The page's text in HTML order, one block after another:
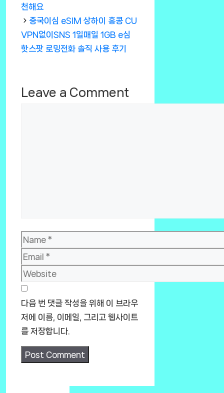
천해요
중국이심 eSIM 상하이 홍콩 CU
VPN없이SNS 1일매일 1GB e심
핫스팟 로밍전화 솔직 사용 후기
Leave a Comment
Name
Email
Website
다음 번 댓글 작성을 위해 이 브라우
저에 이름, 이메일, 그리고 웹사이트
를 저장합니다.